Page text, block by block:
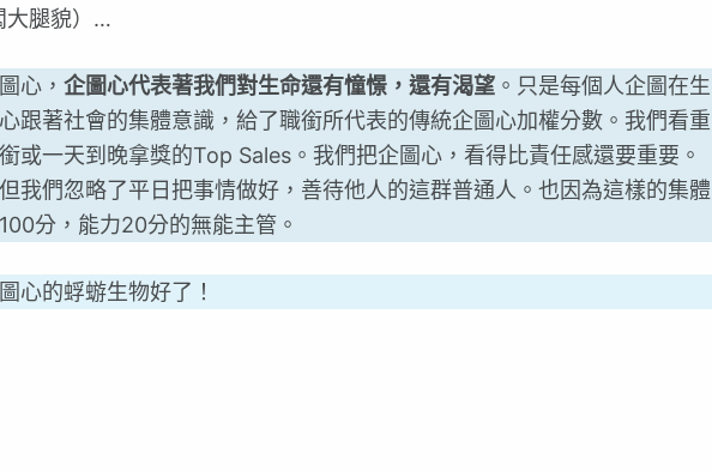
大腿貌）…
心，企圖心代表著我們對生命還有憧憬，還有渴望 。只是每個人企圖在生
跟著社會的集體意識，給了職銜所代表的傳統企圖心加權分數。我們看重
或一天到晚拿獎的Top Sales。我們把企圖心，看得比責任感還要重要。
我們忽略了平日把事情做好，善待他人的這群普通人。也因為這樣的集體
分，能力20分的無能主管。
心的蜉蝣生物好了！